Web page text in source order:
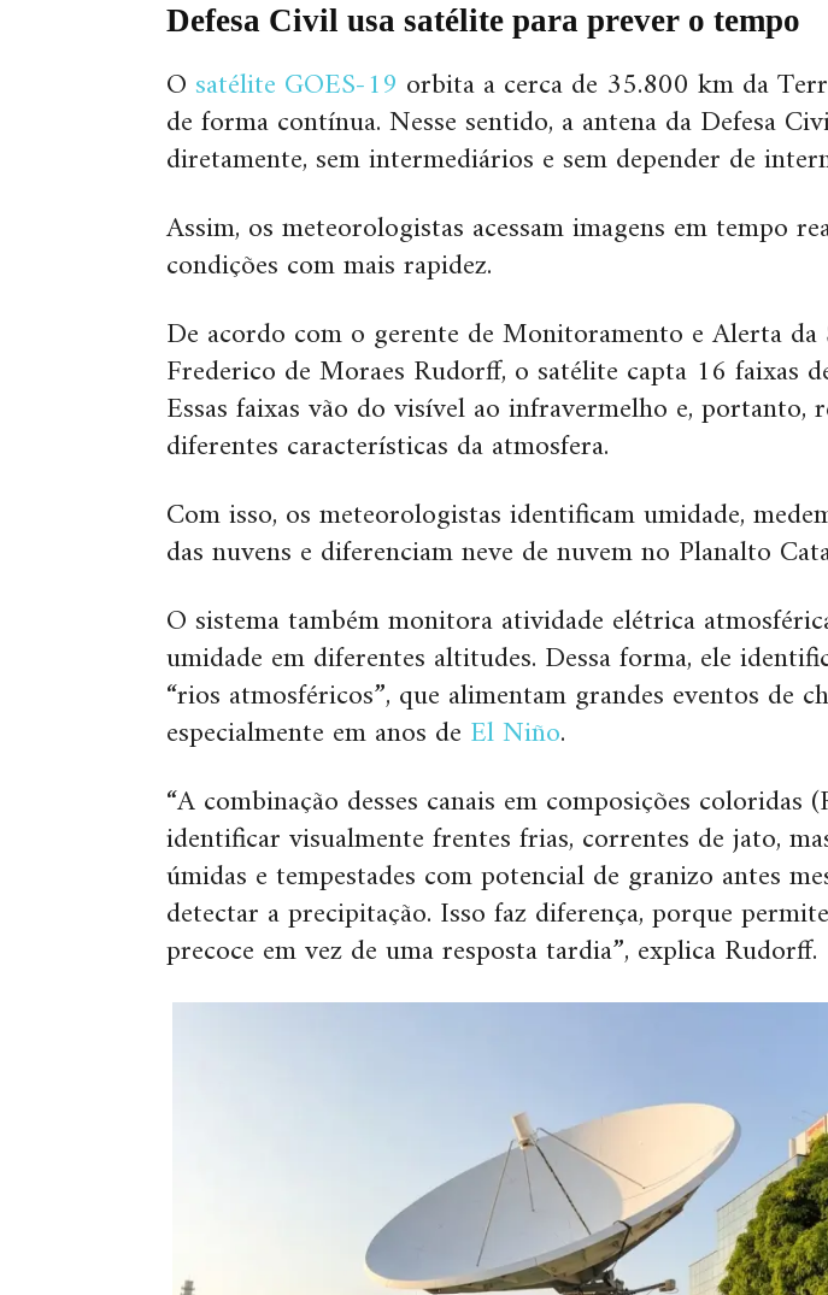
Defesa Civil usa satélite para prever o tempo
Osatélite GOES-19 orbita a cerca de 35.800 km da
de forma contínua. Nesse sentido, a antena da Defesa
diretamente, sem intermediários e sem depender de
Assim, os meteorologistas acessam imagens em tempo
condições com mais rapidez.
De acordo com o gerente de Monitoramento e Alerta da
Frederico de Moraes Rudorff, o satélite capta 16 faixas
Essas faixas vão do visível ao infravermelho e, portanto,
diferentes características da atmosfera.
Com isso, os meteorologistas identificam umidade,
das nuvens e diferenciam neve de nuvem no Planalto
O sistema também monitora atividade elétrica
umidade em diferentes altitudes. Dessa forma, ele
“rios atmosféricos”, que alimentam grandes eventos de
especialmente em anos de El Niño.
“A combinação desses canais em composições coloridas
identificar visualmente frentes frias, correntes de jato,
úmidas e tempestades com potencial de granizo antes
detectar a precipitação. Isso faz diferença, porque
precoce em vez de uma resposta tardia”, explica Rudorff.